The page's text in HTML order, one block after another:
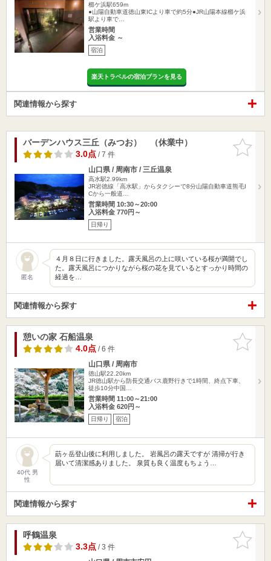
櫛ケ浜駅659m
●山陽自動車道徳山東ICより車で約5分●JR山陽本線櫛ケ浜
駅より車で…
営業時間
入浴料金 ～
宿泊
楽天トラベルの宿泊プランを見る
関連情報から探す
お気に入
りに追加
バーデンハウス三丘（みつお） （休業中）
3.0点/ 7 件
山口県 / 周南市 / 三丘温泉
高水駅2.99km
JR岩徳線「高水駅」からタクシーで8分山陽自動車道熊毛I
Cから一般道…
営業時間 10:30～20:00
入浴料金 770円～
日帰り
匿名
４月８日に行きました。露天風呂の上に咲いている桜が満開でし
た。露天風呂につかりながら桜の花を見ているとすっかり時間の
経過を…
関連情報から探す
お気に入
りに追加
憩いの家 石船温泉
4.0点/ 6 件
山口県 / 周南市
徳山駅22.20km
JR徳山駅から防長交通バス鹿野行きで1時間、終点下車、
徒歩10分中国…
営業時間 11:00～21:00
入浴料金 620円～
日帰り 宿泊
40代 男
性
莇ヶ岳登山後に利用しました。 岩風呂の露天ですが 清掃が行き
届いて清潔感ありました。 泉質も良く温度もちょう…
関連情報から探す
お気に入
りに追加
呼鶴温泉
3.3点/ 3 件